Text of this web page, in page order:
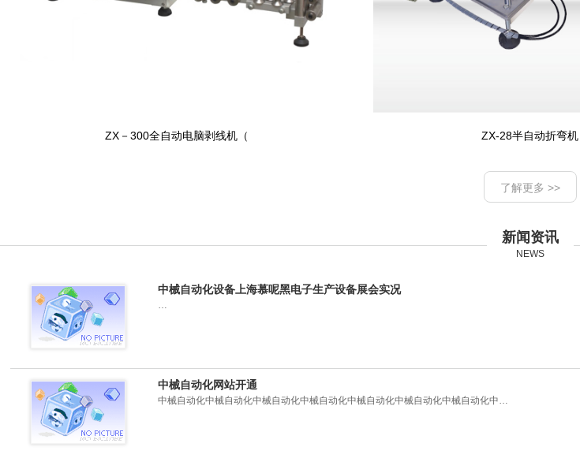
ZX－300全自动电脑剥线机（ ZX-28半自动折弯机
了解更多 >>
新闻资讯
NEWS
中械自动化设备上海慕呢黑电子生产设备展会实况
…
中械自动化网站开通
中械自动化中械自动化中械自动化中械自动化中械自动化中械自动化中械自动化中…